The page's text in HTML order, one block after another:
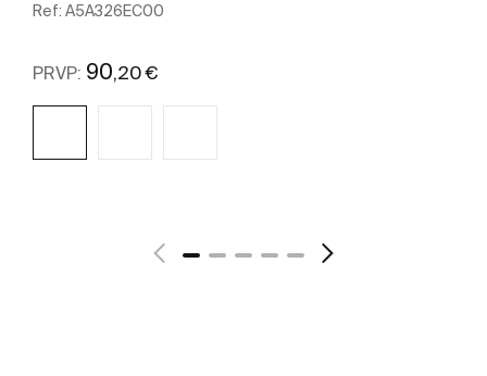
Ref: A5A326EC00
PRVP: 90,20 €